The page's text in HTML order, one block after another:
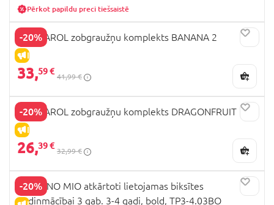
Pērkot papildu preci tiešsaistē
-20%
IZPĀRDOŠANA
OLI&CAROL zobgraužņu komplekts BANANA 2
33,59 €
41,99 €
-20%
IZPĀRDOŠANA
OLI&CAROL zobgraužņu komplekts DRAGONFRUIT
26,39 €
32,99 €
-20%
BAMBINO MIO atkārtoti lietojamas biksītes
podiņmācībai 3 gab. 3-4 gadi, bold, TP3-4.03BO